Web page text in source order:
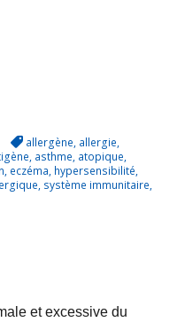
allergène, allergie,
, asthme, atopique,
, eczéma, hypersensibilité,
, système immunitaire,
et excessive du